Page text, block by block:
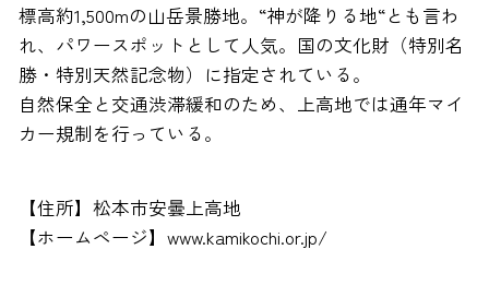
標高約1,500mの山岳景勝地。“神が降りる地“とも言わ
れ、パワースポットとして人気。国の文化財（特別名
勝・特別天然記念物）に指定されている。
自然保全と交通渋滞緩和のため、上高地では通年マイ
カー規制を行っている。
【住所】松本市安曇上高地
【ホームページ】www.kamikochi.or.jp/